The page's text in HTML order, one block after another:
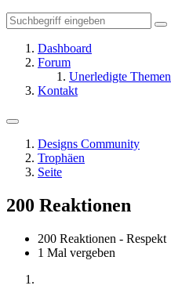
Dashboard
Forum
Unerledigte Themen
Kontakt
Designs Community
Trophäen
Seite
200 Reaktionen
200 Reaktionen - Respekt
1 Mal vergeben